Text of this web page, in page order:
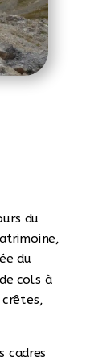
du
du
cols à
crêtes,
cadres